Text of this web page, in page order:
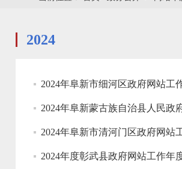
2024
2024年阜新市细河区政府网站工
2024年阜新蒙古族自治县人民政
2024年阜新市清河门区政府网站
2024年度彰武县政府网站工作年